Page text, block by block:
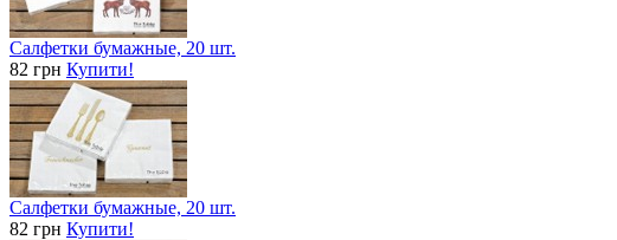
Салфетки бумажные, 20 шт.
82 грн Купити!
Салфетки бумажные, 20 шт.
82 грн Купити!